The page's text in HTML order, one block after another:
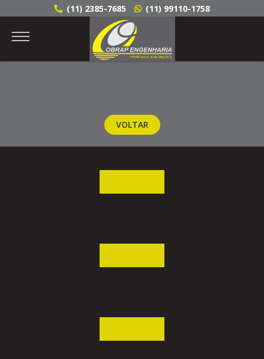
(11) 2385-7685 (11) 99110-1758
VOLTAR